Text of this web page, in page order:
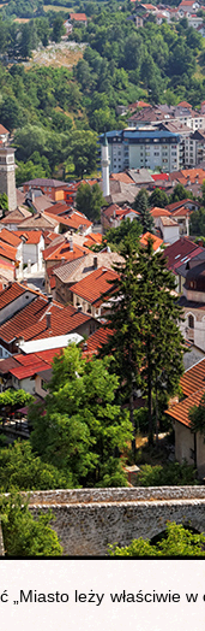
„Miasto leży właściwie